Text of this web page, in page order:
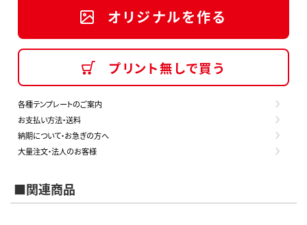
オリジナルを作る
プリント無しで買う
各種テンプレートのご案内
お支払い方法・送料
納期について・お急ぎの方へ
大量注文・法人のお客様
■関連商品